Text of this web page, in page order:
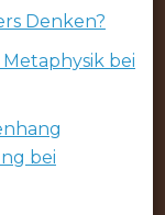
Denken?
bei
bei